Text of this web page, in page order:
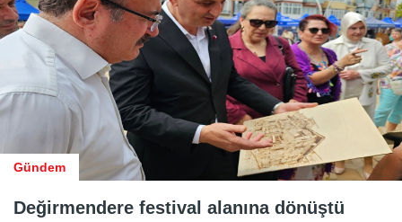
Gündem
Değirmendere festival alanına dönüştü